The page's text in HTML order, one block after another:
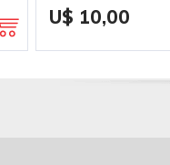
U$ 10,00